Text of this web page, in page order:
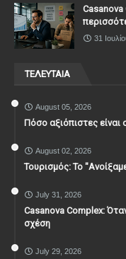
Casanova
31
ΤΕΛΕΥΤΑΙΑ
August 05, 2026
Πόσο αξιόπιστες είναι
August 02, 2026
Τουρισμός: Το
July 31, 2026
Casanova Complex:
σχέση
July 29, 2026